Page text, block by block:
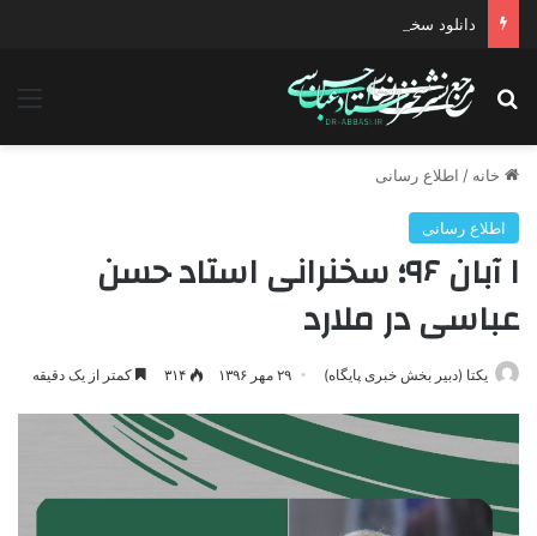
دانلود سخنرانی استاد حسن عباسی با موضوع چهار انتخاب ۱۴۰۰
جستجو برای
خانه / اطلاع رسانی
اطلاع رسانی
۱ آبان ۹۶؛ سخنرانی استاد حسن
عباسی در ملارد
یکتا (دبیر بخش خبری پایگاه) ۲۹ مهر ۱۳۹۶ ۳۱۴ کمتر از یک دقیقه